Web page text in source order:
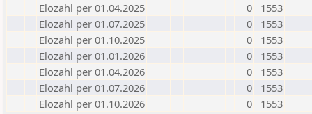
Elozahl per 01.04.2025
0
1553
Elozahl per 01.07.2025
0
1553
Elozahl per 01.10.2025
0
1553
Elozahl per 01.01.2026
0
1553
Elozahl per 01.04.2026
0
1553
Elozahl per 01.07.2026
0
1553
Elozahl per 01.10.2026
0 1553